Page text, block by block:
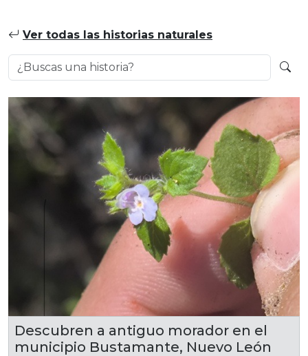
Ver todas las historias naturales
Descubren a antiguo morador en el
municipio Bustamante, Nuevo León